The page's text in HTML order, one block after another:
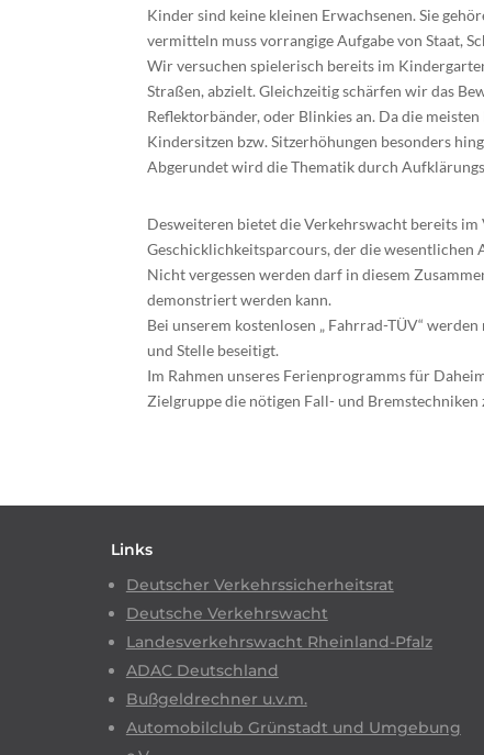
Kinder sind keine kleinen Erwachsenen. Sie
vermitteln muss vorrangige Aufgabe von Staat,
Wir versuchen spielerisch bereits im
Straßen, abzielt. Gleichzeitig schärfen wir das
Reflektorbänder, oder Blinkies an. Da die
Kindersitzen bzw. Sitzerhöhungen besonders
Abgerundet wird die Thematik durch
Desweiteren bietet die Verkehrswacht bereits
Geschicklichkeitsparcours, der die wesentlichen
Nicht vergessen werden darf in diesem
demonstriert werden kann.
Bei unserem kostenlosen „ Fahrrad-TÜV“
und Stelle beseitigt.
Im Rahmen unseres Ferienprogramms für
Zielgruppe die nötigen Fall- und
Links
Deutscher Verkehrssicherheitsrat
Deutsche Verkehrswacht
Landesverkehrswacht Rheinland-Pfalz
ADAC Deutschland
Bußgeldrechner u.v.m.
Automobilclub Grünstadt und Umgebung